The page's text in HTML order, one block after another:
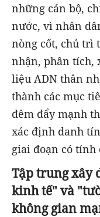
những cán bộ,
nước, vì nhân
nòng cốt, chủ trì
nhận, phân tích,
liệu ADN thân
thành các mục
đêm đẩy mạnh
xác định danh
giai đoạn có tính
Tập trung xây
kinh tế" và
không gian